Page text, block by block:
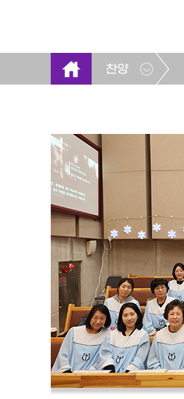
찬양